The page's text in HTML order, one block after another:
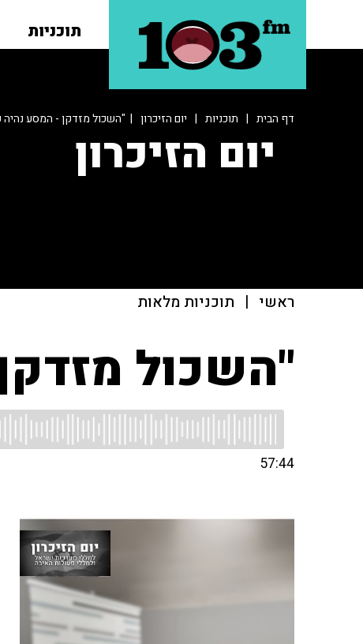
תוכניות
דף הבית | תוכניות | יום הזיכרון | "השכול מזדקן - המסע נהיה
יום הזיכרון
ראשי | תוכניות מלאות
"השכול
57:44